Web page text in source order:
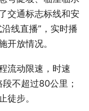
交通标志标线和安
线直播”，实时播
开放情况。
流动限速，时速
不超过80公里；
徒步。